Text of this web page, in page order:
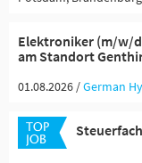
Elektroniker (m/w/
am Standort
01.08.2026 /German